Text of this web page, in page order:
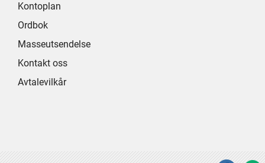
Kontoplan
Ordbok
Masseutsendelse
Kontakt oss
Avtalevilkår